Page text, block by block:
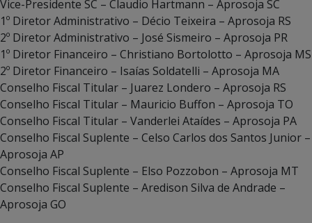
Vice-Presidente SC – Claudio Hartmann – Aprosoja SC
1º Diretor Administrativo – Décio Teixeira – Aprosoja RS
2º Diretor Administrativo – José Sismeiro – Aprosoja PR
1º Diretor Financeiro – Christiano Bortolotto – Aprosoja MS
2º Diretor Financeiro – Isaías Soldatelli – Aprosoja MA
Conselho Fiscal Titular – Juarez Londero – Aprosoja RS
Conselho Fiscal Titular – Mauricio Buffon – Aprosoja TO
Conselho Fiscal Titular – Vanderlei Ataídes – Aprosoja PA
Conselho Fiscal Suplente – Celso Carlos dos Santos Junior –
Aprosoja AP
Conselho Fiscal Suplente – Elso Pozzobon – Aprosoja MT
Conselho Fiscal Suplente – Aredison Silva de Andrade –
Aprosoja GO